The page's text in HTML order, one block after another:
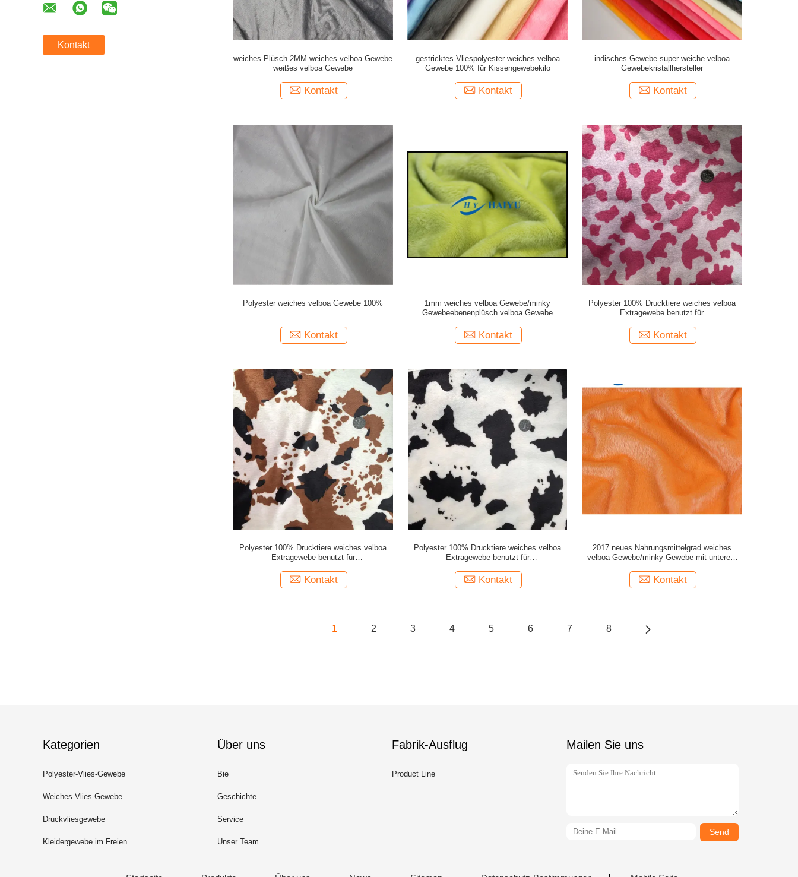
Kontakt
weiches Plüsch 2MM weiches velboa Gewebe
weißes velboa Gewebe
Kontakt
gestricktes Vliespolyester weiches velboa
Gewebe 100% für Kissengewebekilo
Kontakt
indisches Gewebe super weiche velboa
Gewebekristallhersteller
Kontakt
Polyester weiches velboa Gewebe 100%
Kontakt
1mm weiches velboa Gewebe/minky
Gewebeebenenplüsch velboa Gewebe
Kontakt
Polyester 100% Drucktiere weiches velboa
Extragewebe benutzt für
Kontakt
Polyester 100% Drucktiere weiches velboa
Extragewebe benutzt für
Kontakt
Polyester 100% Drucktiere weiches velboa
Extragewebe benutzt für
Kontakt
2017 neues Nahrungsmittelgrad weiches
velboa Gewebe/minky Gewebe mit unterem
Kontakt
1 2 3 4 5 6 7 8
Kategorien
Polyester-Vlies-Gewebe
Weiches Vlies-Gewebe
Druckvliesgewebe
Kleidergewebe im Freien
Über uns
Bie
Geschichte
Service
Unser Team
Fabrik-Ausflug
Product Line
Mailen Sie uns
Send